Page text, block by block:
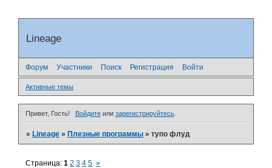
Lineage
Форум Участники Поиск Регистрация Войти
Активные темы
Привет, Гость! Войдитеили зарегистрируйтесь.
»Lineage »Плезные программы »тупо флуд
Страница:1 2 3 4 5 »